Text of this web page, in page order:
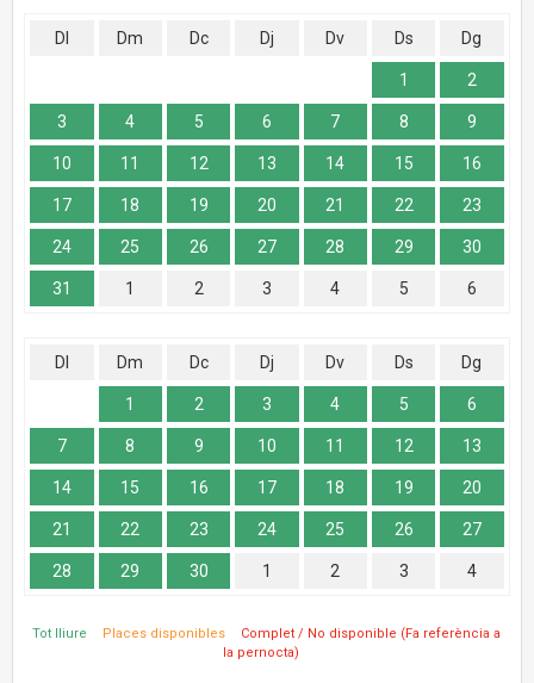
Dl Dm Dc Dj Dv Ds Dg
1 2
3 4 5 6 7 8 9
10 11 12 13 14 15 16
17 18 19 20 21 22 23
24 25 26 27 28 29 30
31 1 2 3 4 5 6
Dl Dm Dc Dj Dv Ds Dg
1 2 3 4 5 6
7 8 9 10 11 12 13
14 15 16 17 18 19 20
21 22 23 24 25 26 27
28 29 30 1 2 3 4
Tot lliure Places disponibles
Complet / No disponible (Fa referència a
la pernocta)